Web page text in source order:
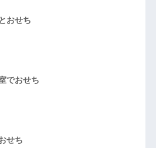
おせち
でおせち
せち